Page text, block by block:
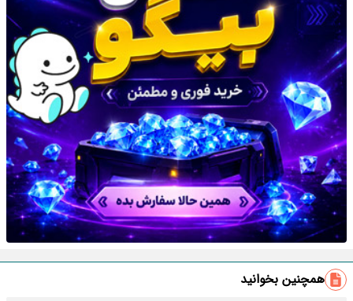
همچنین بخوانید